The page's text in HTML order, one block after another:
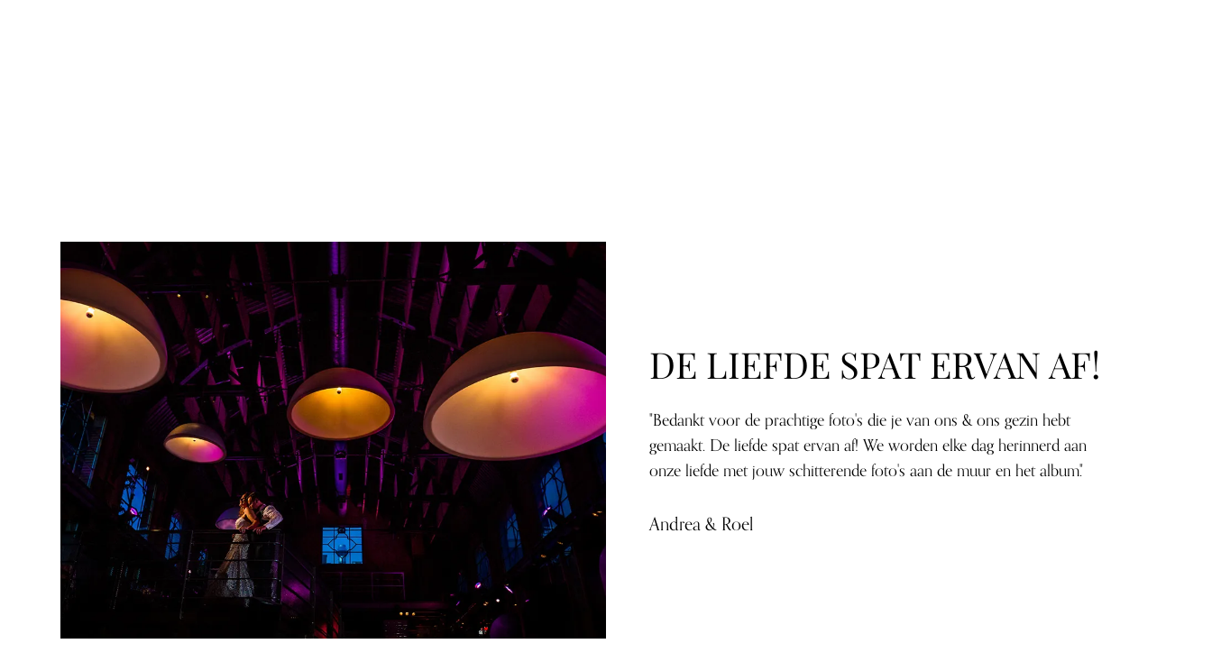
DE LIEFDE SPAT ERVAN AF!
"Bedankt voor de prachtige foto's die je van ons & ons gezin hebt
gemaakt. De liefde spat ervan af! We worden elke dag herinnerd aan
onze liefde met jouw schitterende foto's aan de muur en het album."
Andrea & Roel